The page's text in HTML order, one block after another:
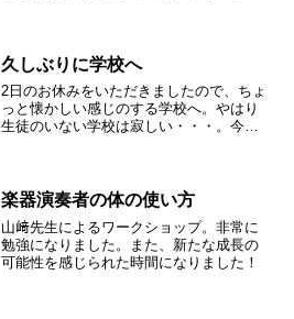
で、様々な制約がありながら最...
久しぶりに学校へ
2日のお休みをいただきましたので、ちょ
っと懐かしい感じのする学校へ。やはり
生徒のいない学校は寂しい・・・。今日
ったものです。ぜひ、合...
楽器演奏者の体の使い方
山﨑先生によるワークショップ。非常に
勉強になりました。また、新たな成長の
可能性を感じられた時間になりました！